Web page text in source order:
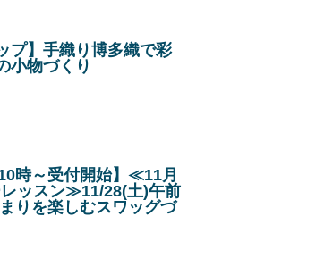
プ】手織り博多織で彩
小物づくり
時～受付開始】≪11月
ッスン≫11/28(土)午前
りを楽しむスワッグづ